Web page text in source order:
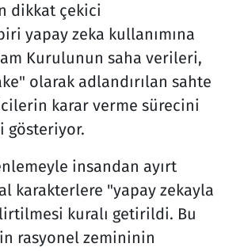
dikkat çekici
yapay zeka kullanımına
Kurulunun saha verileri,
olarak adlandırılan sahte
karar verme sürecini
gösteriyor.
insandan ayırt
karakterlere "yapay zekayla
kuralı getirildi. Bu
rasyonel zemininin